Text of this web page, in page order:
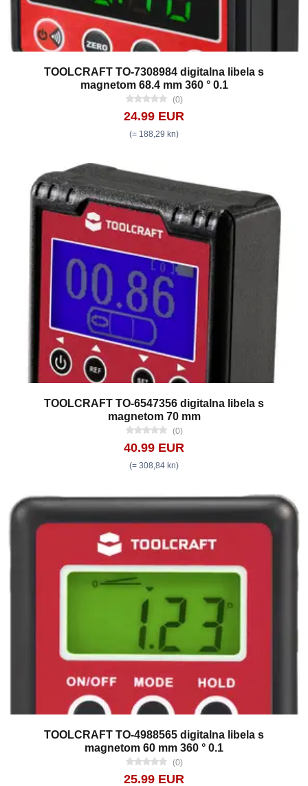
TOOLCRAFT TO-7308984 digitalna libela s
magnetom 68.4 mm 360 ° 0.1
(0)
24.99 EUR
(= 188,29 kn)
TOOLCRAFT TO-6547356 digitalna libela s
magnetom 70 mm
(0)
40.99 EUR
(= 308,84 kn)
TOOLCRAFT TO-4988565 digitalna libela s
magnetom 60 mm 360 ° 0.1
(0)
25.99 EUR